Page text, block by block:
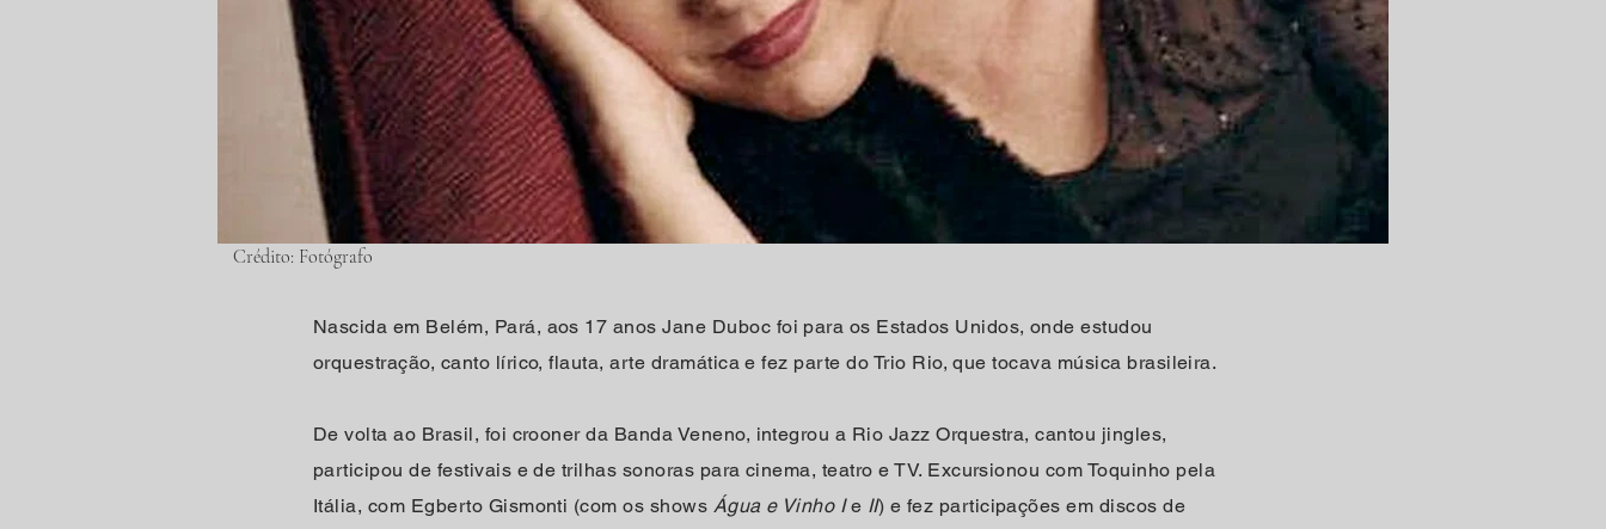
Crédito: Fotógrafo
Nascida em Belém, Pará, aos 17 anos Jane Duboc foi para os Estados Unidos, onde estudou
orquestração, canto lírico, flauta, arte dramática e fez parte do Trio Rio, que tocava música brasileira.
De volta ao Brasil, foi crooner da Banda Veneno, integrou a Rio Jazz Orquestra, cantou jingles,
participou de festivais e de trilhas sonoras para cinema, teatro e TV. Excursionou com Toquinho pela
Itália, com Egberto Gismonti (com os shows Água e Vinho Ie II) e fez participações em discos de